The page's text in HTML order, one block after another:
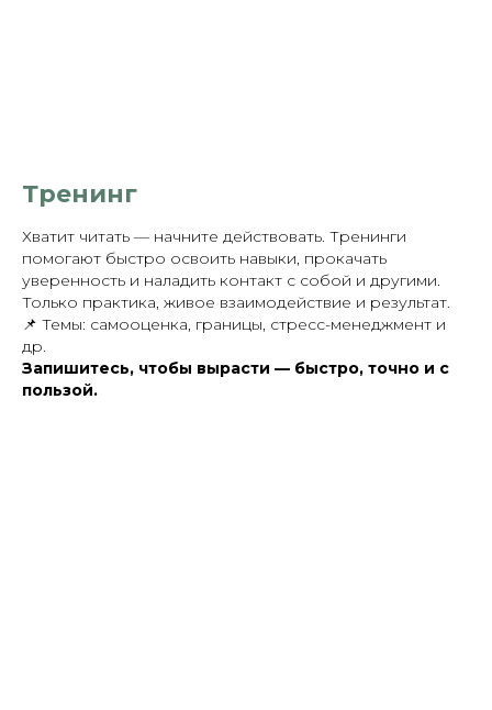
Тренинг
Хватит читать — начните действовать. Тренинги
помогают быстро освоить навыки, прокачать
уверенность и наладить контакт с собой и другими.
Только практика, живое взаимодействие и результат.
📌 Темы: самооценка, границы, стресс-менеджмент и
др.
Запишитесь, чтобы вырасти — быстро, точно и с
пользой.